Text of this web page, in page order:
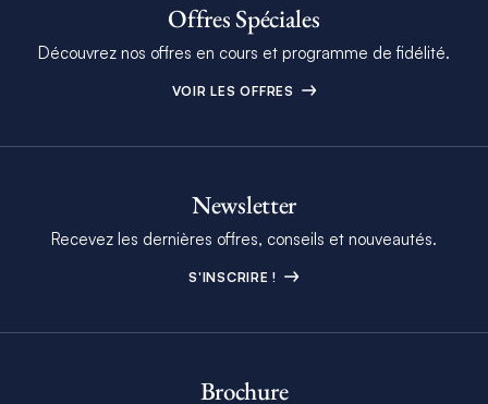
Offres Spéciales
Découvrez nos offres en cours et programme de fidélité.
VOIR LES OFFRES
Newsletter
Recevez les dernières offres, conseils et nouveautés.
S'INSCRIRE !
Brochure